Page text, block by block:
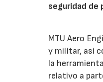
seguridad de
MTU Aero
y militar, así
la
relativo a